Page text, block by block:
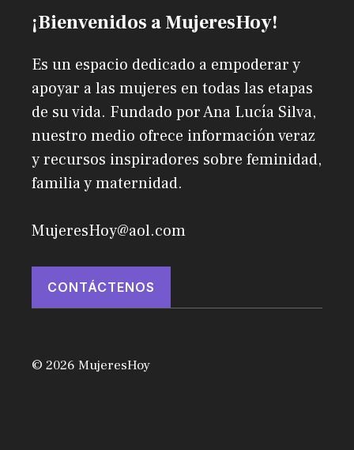
¡Bienvenidos a MujeresHoy!
Es un espacio dedicado a empoderar y
apoyar a las mujeres en todas las etapas
de su vida. Fundado por Ana Lucía Silva,
nuestro medio ofrece información veraz
y recursos inspiradores sobre feminidad,
familia y maternidad.
MujeresHoy@aol.com
CONTÁCTENOS
© 2026 MujeresHoy